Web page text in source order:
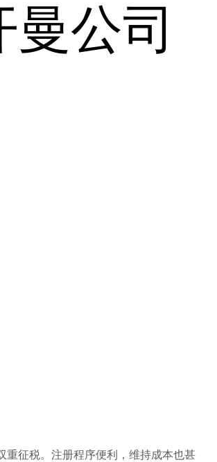
公司
重征税。注册程序便利，维持成本也甚